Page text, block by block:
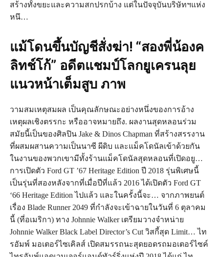
สร้างทั้งขยะและความสกปรกบ้าง แต่ในปัจจุบันบริษัทฯแห่ง
หนึ…
แม้โดนขึ้นบัญชีสั่งฆ่า! “สองพี่น้องค
ลิทช์โก้” อดีตแชมป์โลกยูเครนลุย
แนวหน้าเต็มสูบ ภาพ
วามสมเหตุสมผล เป็นคุณลักษณะอย่างหนึ่งของการอ้าง
เหตุผลเชิงตรรกะ หรืออาจหมายถึง. ผลงานสุดหลอนร่วม
สมัยนี้เป็นของศิลปิน Jake & Dinos Chapman ที่สร้างสรรงาน
ที่ผสมผสานความเป็นนาซี ผีดิบ และแม็คโดนัลเข้าด้วยกัน
ในงานของพวกเขามีทั้งร้านแม็คโดนัลสุดหลอนที่เปิดอยู…
การเปิดตัว Ford GT ’67 Heritage Edition ปี 2018 รุ่นพิเศษนี้
เป็นรุ่นที่สองหลังจากที่เมื่อปีที่แล้ว 2016 ได้เปิดตัว Ford GT
‘66 Heritage Edition ไปแล้ว และในครั้งนี้จะ… จากภาพยนต์
เรื่อง Blade Runner 2049 ที่กำลังจะเข้าฉายในวันที่ 6 ตุลาคม
นี้ (ที่อเมริกา) ทาง Johnnie Walker เตรียมวางจำหน่าย
Johnnie Walker Black Label Director’s Cut วิสกี้สุด Limit… ไท
รอัมพ์ มอเตอร์ไซเคิลส์ เปิดสมรรถนะสุดยอดรถมอเตอร์ไซค์